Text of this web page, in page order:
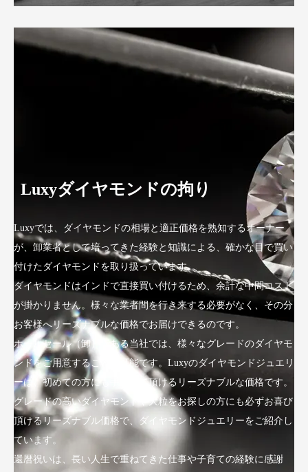
Luxyダイヤモンドの拘り
Luxyでは、ダイヤモンドの相場と適正価格を熟知するオーナー
が、卸業者として培ってきた経験と知識による、確かな目で買い
付けたダイヤモンドを取り扱っています。
ダイヤモンドはインドで直接買い付けるため、余計な中間コスト
が掛かりません。様々な業者間を行き来する必要がなく、その分
お客様へリーズナブルな価格でお届けできるのです。
ホールセール（卸）である当社では、様々なグレードのダイヤモ
ンドをご用意することが可能です。Luxyのダイヤモンドジュエリ
ーは、初めての方にも手にして頂けるリーズナブルな価格です。
グレードの高いダイヤモンドや大粒をお探しの方にも必ずお喜び
頂けるリーズナブル価格で、ダイヤモンドジュエリーをご紹介し
ています。
還暦祝いは、長い人生で重ねてきた仕事や子育ての経験に感謝